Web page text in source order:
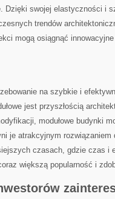
⁤Dzięki swojej elastyczności i
trendów⁤
‍mogą osiągnąć
na szybkie i
jest przyszłością
⁢modułowe⁢ budynki
⁣je⁢ atrakcyjnym rozwiązaniem
czasach, gdzie czas i
⁤większą popularność i​